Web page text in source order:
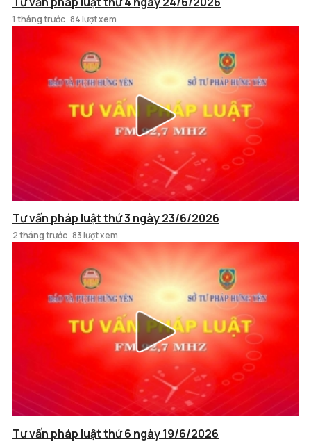
1 tháng trước 84 lượt xem
Tư vấn pháp luật thứ 3 ngày 23/6/2026
2 tháng trước 83 lượt xem
Tư vấn pháp luật thứ 6 ngày 19/6/2026